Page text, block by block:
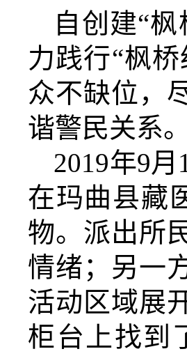
自创建“
力践行“枫
众不缺位，
谐警民关系。
2019年9月
在玛曲县藏
物。派出所
情绪；另一
活动区域展
柜台上找到